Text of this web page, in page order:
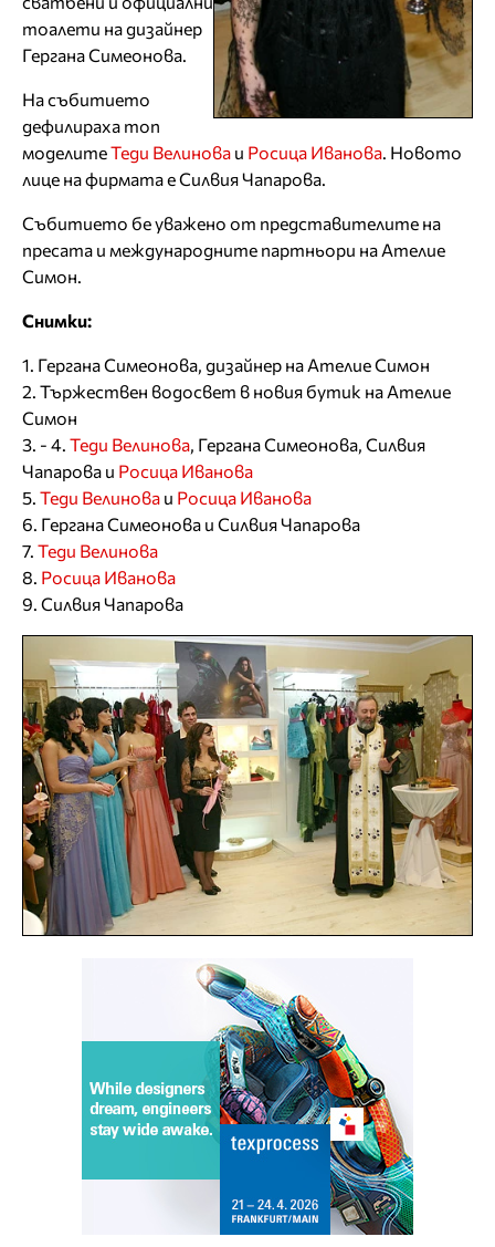
тоалети на дизайнер
Гергана Симеонова.
На събитието
дефилираха топ
моделитеТеди Велинова и Росица Иванова . Новото
лице на фирмата е Силвия Чапарова.
Събитието бе уважено от представителите на
пресата и международните партньори на Ателие
Симон.
Снимки:
1. Гергана Симеонова, дизайнер на Ателие Симон
2. Тържествен водосвет в новия бутик на Ателие
Симон
3. - 4. Теди Велинова , Гергана Симеонова, Силвия
Чапарова и Росица Иванова
5. Теди Велинова и Росица Иванова
6. Гергана Симеонова и Силвия Чапарова
7. Теди Велинова
8. Росица Иванова
9. Силвия Чапарова